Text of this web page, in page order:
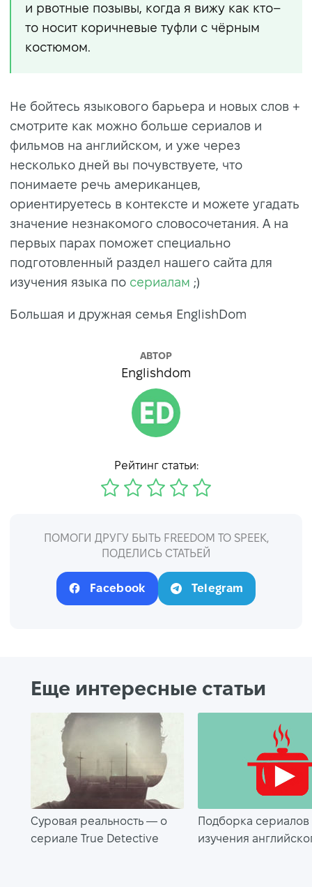
и рвотные позывы, когда я вижу как кто–
то носит коричневые туфли с чёрным
костюмом.
Не бойтесь языкового барьера и новых слов +
смотрите как можно больше сериалов и
фильмов на английском, и уже через
несколько дней вы почувствуете, что
понимаете речь американцев,
ориентируетесь в контексте и можете угадать
значение незнакомого словосочетания. А на
первых парах поможет специально
подготовленный раздел нашего сайта для
изучения языка по сериалам ;)
Большая и дружная семья EnglishDom
АВТОР
Englishdom
Рейтинг статьи:
ПОМОГИ ДРУГУ БЫТЬ FREEDOM TO SPEEK,
ПОДЕЛИСЬ СТАТЬЕЙ
Facebook Telegram
Еще интересные статьи
Суровая реальность — о
сериале True Detective
Подборка сериалов
изучения